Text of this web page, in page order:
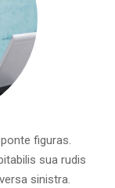
figuras.
sua rudis
sinistra.